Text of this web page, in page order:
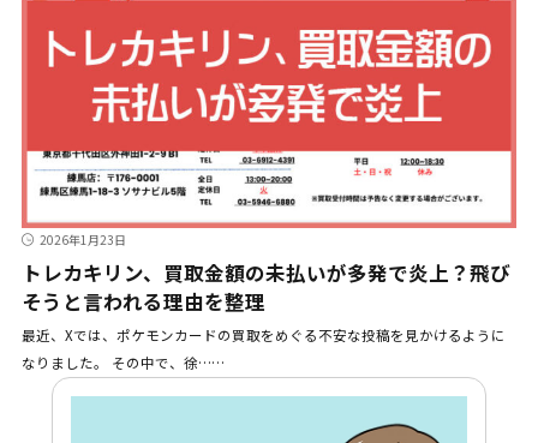
2026年1月23日
トレカキリン、買取金額の未払いが多発で炎上？飛び
そうと言われる理由を整理
最近、Xでは、ポケモンカードの買取をめぐる不安な投稿を見かけるように
なりました。 その中で、徐……